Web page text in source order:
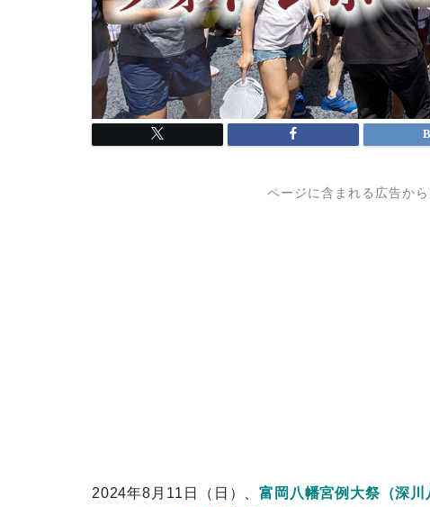
ページに含まれる広告か
2024年8月11日（日）、富岡八幡宮例大祭（深川